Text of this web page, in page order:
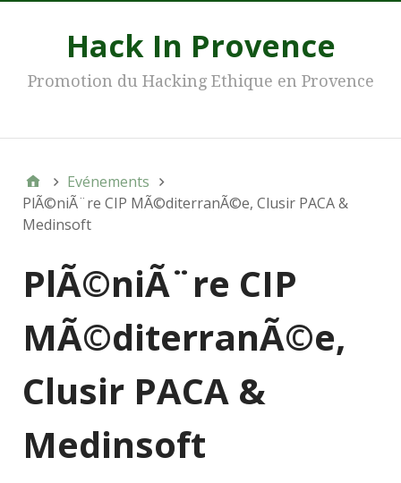
Hack In Provence
Promotion du Hacking Ethique en Provence
Evénements
PlÃ©niÃ¨re CIP MÃ©diterranÃ©e, Clusir PACA &
Medinsoft
PlÃ©niÃ¨re CIP
MÃ©diterranÃ©e,
Clusir PACA &
Medinsoft